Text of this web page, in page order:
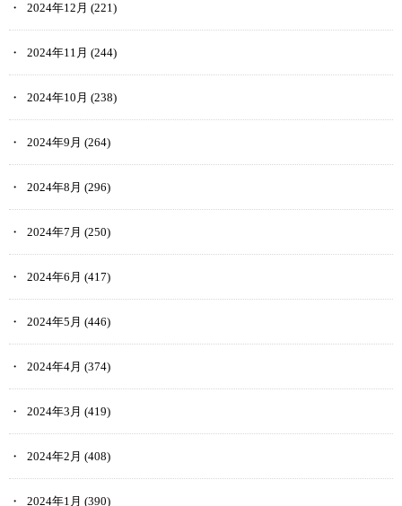
2024年12月 (221)
2024年11月 (244)
2024年10月 (238)
2024年9月 (264)
2024年8月 (296)
2024年7月 (250)
2024年6月 (417)
2024年5月 (446)
2024年4月 (374)
2024年3月 (419)
2024年2月 (408)
2024年1月 (390)